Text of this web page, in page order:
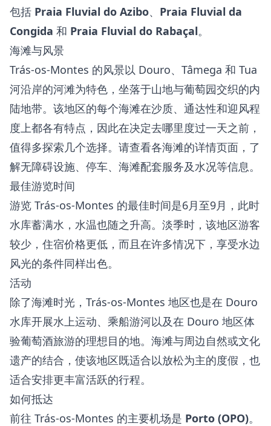
包括 Praia Fluvial do Azibo、 Praia Fluvial da
Congida 和 Praia Fluvial do Rabaçal。
海滩与风景
Trás-os-Montes 的风景以 Douro、Tâmega 和 Tua
河沿岸的河滩为特色，坐落于山地与葡萄园交织的内
陆地带。该地区的每个海滩在沙质、通达性和迎风程
度上都各有特点，因此在决定去哪里度过一天之前，
值得多探索几个选择。请查看各海滩的详情页面，了
解无障碍设施、停车、海滩配套服务及水况等信息。
最佳游览时间
游览 Trás-os-Montes 的最佳时间是6月至9月，此时
水库蓄满水，水温也随之升高。淡季时，该地区游客
较少，住宿价格更低，而且在许多情况下，享受水边
风光的条件同样出色。
活动
除了海滩时光，Trás-os-Montes 地区也是在 Douro
水库开展水上运动、乘船游河以及在 Douro 地区体
验葡萄酒旅游的理想目的地。海滩与周边自然或文化
遗产的结合，使该地区既适合以放松为主的度假，也
适合安排更丰富活跃的行程。
如何抵达
前往 Trás-os-Montes 的主要机场是 Porto (OPO)。